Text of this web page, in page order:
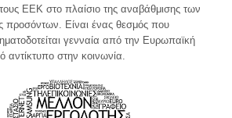
ΕΕΚ στο πλαίσιο της αναβάθμισης των
προσόντων. Είναι ένας θεσμός που
γενναία από την Ευρωπαϊκή
αντίκτυπο στην κοινωνία.